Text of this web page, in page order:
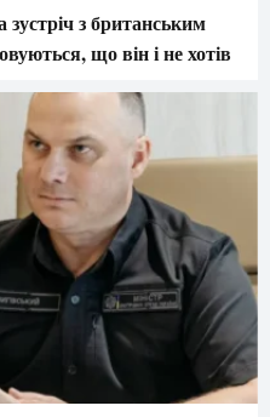
з британським
що він і не хотів